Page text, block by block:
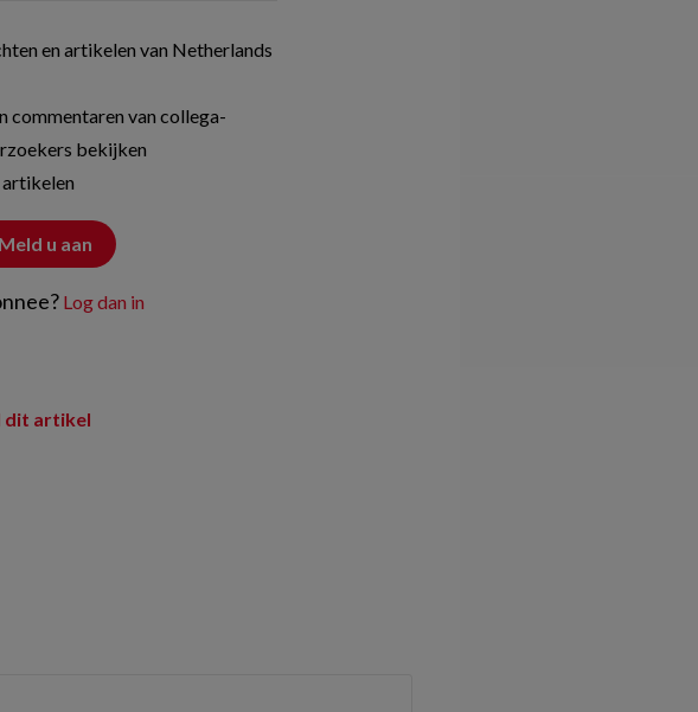
en artikelen van Netherlands
commentaren van collega-
bekijken
Meld u aan
Log dan in
dit artikel